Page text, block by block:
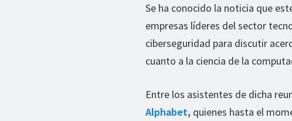
Se ha conocido la noticia que
empresas líderes del sector
ciberseguridad para discutir
cuanto a la ciencia de la
Entre los asistentes de dicha
Alphabet, quienes hasta el